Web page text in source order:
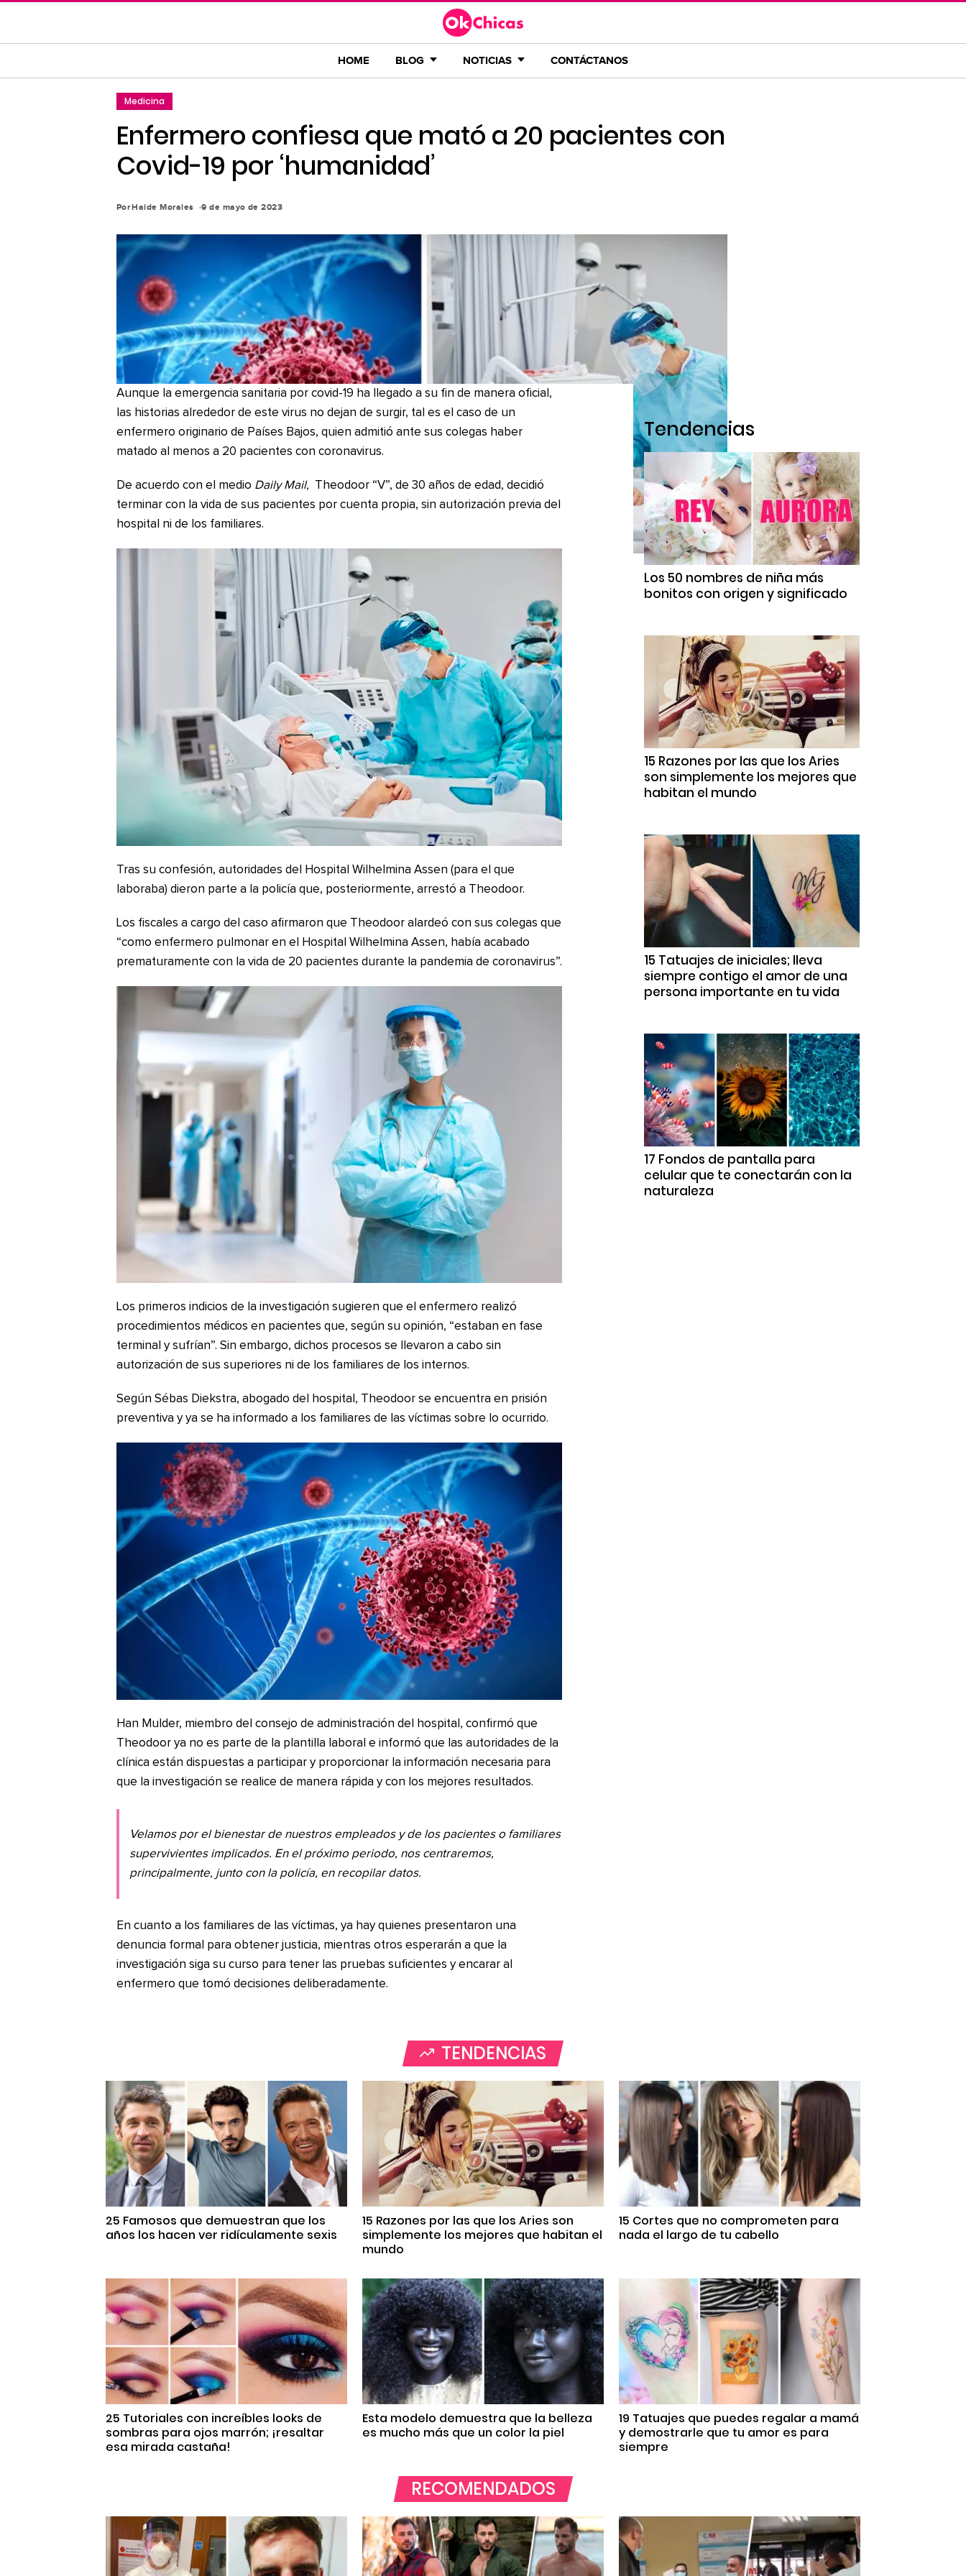
contenido
HOME BLOG NOTICIAS CONTÁCTANOS
Medicina
Enfermero confiesa que mató a 20 pacientes con
Covid-19 por ‘humanidad’
PorHaide Morales 9 de mayo de 2023
Aunque la emergencia sanitaria por covid-19 ha llegado a su fin de manera oficial,
las historias alrededor de este virus no dejan de surgir, tal es el caso de un
enfermero originario de Países Bajos, quien admitió ante sus colegas haber
matado al menos a 20 pacientes con coronavirus.
De acuerdo con el medio Daily Mail, Theodoor “V”, de 30 años de edad, decidió
terminar con la vida de sus pacientes por cuenta propia, sin autorización previa del
hospital ni de los familiares.
Tras su confesión, autoridades del Hospital Wilhelmina Assen (para el que
laboraba) dieron parte a la policía que, posteriormente, arrestó a Theodoor.
Los fiscales a cargo del caso afirmaron que Theodoor alardeó con sus colegas que
“como enfermero pulmonar en el Hospital Wilhelmina Assen, había acabado
prematuramente con la vida de 20 pacientes durante la pandemia de coronavirus”.
Los primeros indicios de la investigación sugieren que el enfermero realizó
procedimientos médicos en pacientes que, según su opinión, “estaban en fase
terminal y sufrían”. Sin embargo, dichos procesos se llevaron a cabo sin
autorización de sus superiores ni de los familiares de los internos.
Según Sébas Diekstra, abogado del hospital, Theodoor se encuentra en prisión
preventiva y ya se ha informado a los familiares de las víctimas sobre lo ocurrido.
Han Mulder, miembro del consejo de administración del hospital, confirmó que
Theodoor ya no es parte de la plantilla laboral e informó que las autoridades de la
clínica están dispuestas a participar y proporcionar la información necesaria para
que la investigación se realice de manera rápida y con los mejores resultados.
Velamos por el bienestar de nuestros empleados y de los pacientes o familiares
supervivientes implicados. En el próximo periodo, nos centraremos,
principalmente, junto con la policía, en recopilar datos.
En cuanto a los familiares de las víctimas, ya hay quienes presentaron una
denuncia formal para obtener justicia, mientras otros esperarán a que la
investigación siga su curso para tener las pruebas suficientes y encarar al
enfermero que tomó decisiones deliberadamente.
Tendencias
Los 50 nombres de niña más
bonitos con origen y significado
15 Razones por las que los Aries
son simplemente los mejores que
habitan el mundo
15 Tatuajes de iniciales; lleva
siempre contigo el amor de una
persona importante en tu vida
17 Fondos de pantalla para
celular que te conectarán con la
naturaleza
TENDENCIAS
25 Famosos que demuestran que los
años los hacen ver ridículamente sexis
15 Razones por las que los Aries son
simplemente los mejores que habitan el
mundo
15 Cortes que no comprometen para
nada el largo de tu cabello
25 Tutoriales con increíbles looks de
sombras para ojos marrón; ¡resaltar
esa mirada castaña!
Esta modelo demuestra que la belleza
es mucho más que un color la piel
19 Tatuajes que puedes regalar a mamá
y demostrarle que tu amor es para
siempre
RECOMENDADOS